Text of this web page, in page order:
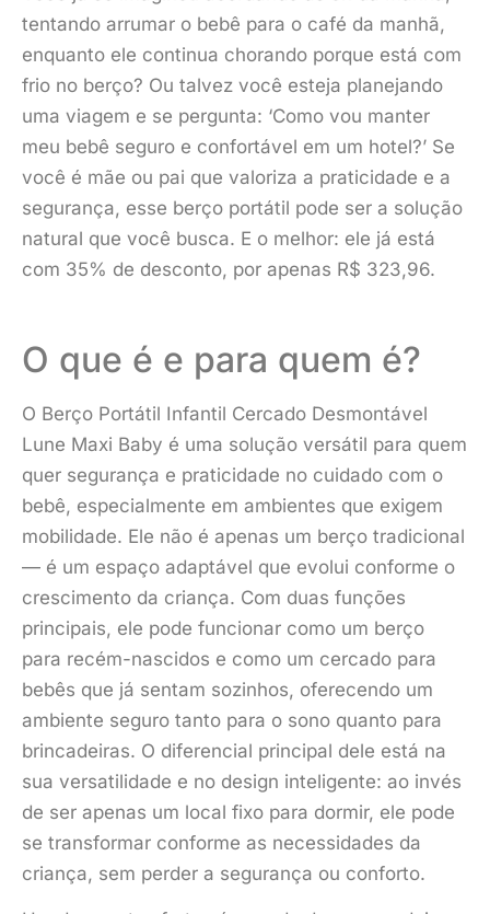
tentando arrumar o bebê para o café da manhã,
enquanto ele continua chorando porque está com
frio no berço? Ou talvez você esteja planejando
uma viagem e se pergunta: ‘Como vou manter
meu bebê seguro e confortável em um hotel?’ Se
você é mãe ou pai que valoriza a praticidade e a
segurança, esse berço portátil pode ser a solução
natural que você busca. E o melhor: ele já está
com 35% de desconto, por apenas R$ 323,96.
O que é e para quem é?
O Berço Portátil Infantil Cercado Desmontável
Lune Maxi Baby é uma solução versátil para quem
quer segurança e praticidade no cuidado com o
bebê, especialmente em ambientes que exigem
mobilidade. Ele não é apenas um berço tradicional
— é um espaço adaptável que evolui conforme o
crescimento da criança. Com duas funções
principais, ele pode funcionar como um berço
para recém-nascidos e como um cercado para
bebês que já sentam sozinhos, oferecendo um
ambiente seguro tanto para o sono quanto para
brincadeiras. O diferencial principal dele está na
sua versatilidade e no design inteligente: ao invés
de ser apenas um local fixo para dormir, ele pode
se transformar conforme as necessidades da
criança, sem perder a segurança ou conforto.